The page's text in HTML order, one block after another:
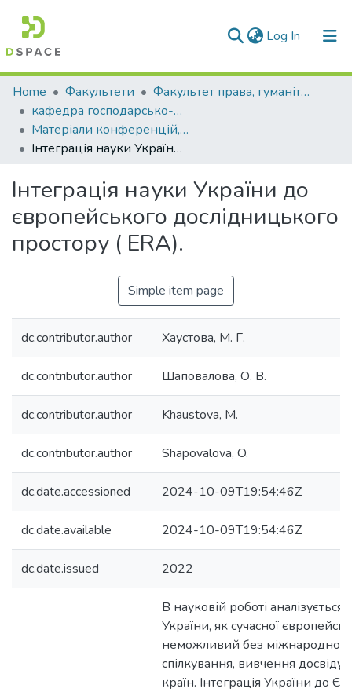
Log In (current)
Communities & Collections
All of DSpace
Statistics
Home Факультети
Факультет права, гуманітарних і соціальних наук
кафедра господарсько-правових та суспільно-політичних дисциплін
Матеріали конференцій, семінарів і т.п. (КГПСПД)
Інтеграція науки України до європейського дослідницького простору ( ERA).
Інтеграція науки України до
європейського дослідницького
простору ( ERA).
Simple item page
dc.contributor.author Хаустова, М. Г.
dc.contributor.author Шаповалова, О. В.
dc.contributor.author Khaustova, M.
dc.contributor.author Shapovalova, O.
dc.date.accessioned 2024-10-09T19:54:46Z
dc.date.available 2024-10-09T19:54:46Z
dc.date.issued 2022
В науковій роботі
України, як сучасної
неможливий без
спілкування, вивчення досвіду
країн. Інтеграція України до